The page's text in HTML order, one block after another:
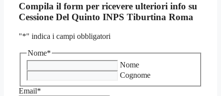
Compila il form per ricevere ulteriori info su
Cessione Del Quinto INPS Tiburtina Roma
"*" indica i campi obbligatori
Nome*
Nome
Cognome
Email*